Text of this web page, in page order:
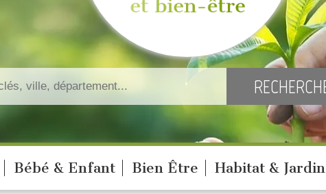
Bébé & Enfant Bien Être Habitat & Jardin